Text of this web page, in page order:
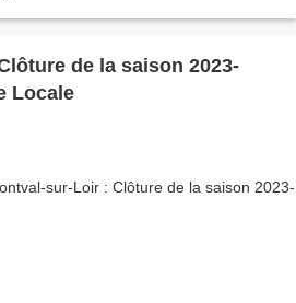
de la saison 2023-
Locale